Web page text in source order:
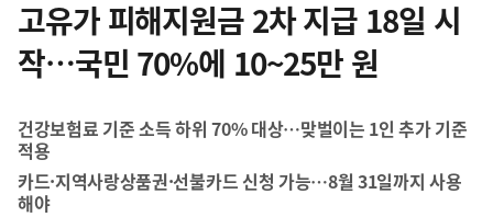
츠
영
고유가 피해지원금 2차 지급 18일 시
작…국민 70%에 10~25만 원
건강보험료 기준 소득 하위 70% 대상…맞벌이는 1인 추가 기준
적용
카드·지역사랑상품권·선불카드 신청 가능…8월 31일까지 사용
해야